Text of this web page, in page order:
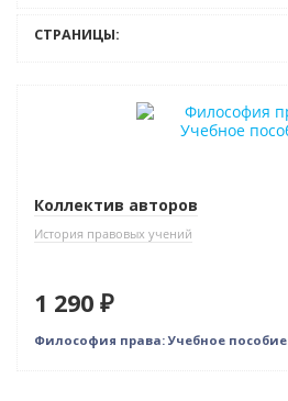
СТРАНИЦЫ:
Коллектив авторов
История правовых учений
1 290 ₽
Философия права: Учебное пособие